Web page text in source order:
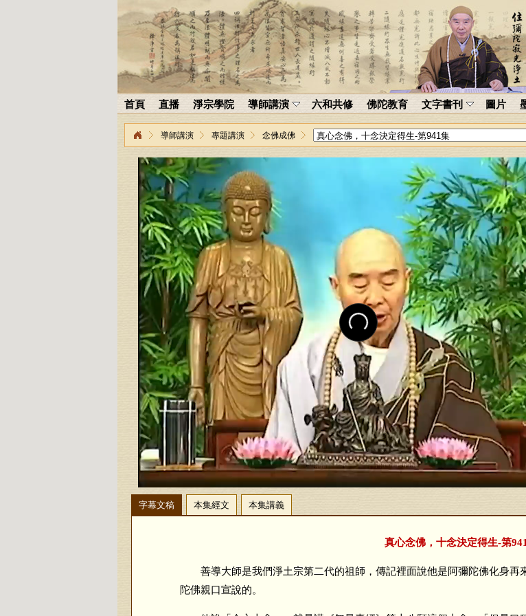
首頁 直播 淨宗學院 導師講演 六和共修 佛陀教育 文字書刊 圖片
導師講演 專題講演 念佛成佛
字幕文稿 本集經文 本集講義
真心念佛，十念決定得生-第
善導大師是我們淨土宗第二代的祖師，傳記裡面說他是阿彌陀佛化身再
陀佛親口宣說的。